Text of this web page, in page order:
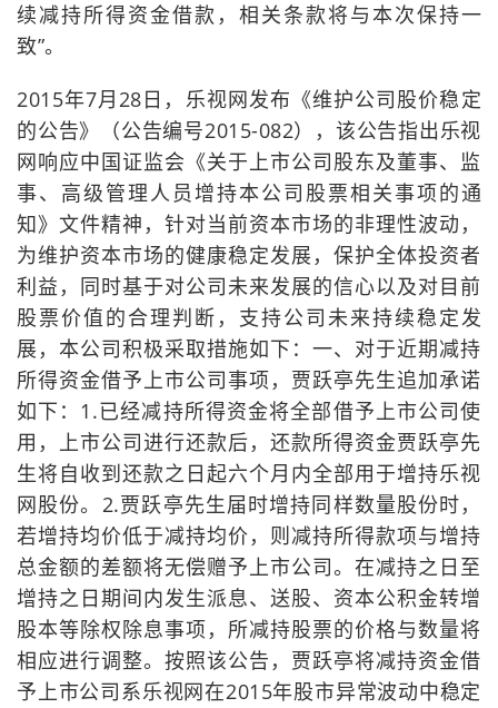
续减持所得资金借款，相关条款将与本次保持一
致”。
2015年7月28日，乐视网发布《维护公司股价稳定
的公告》（公告编号2015-082），该公告指出乐视
网响应中国证监会《关于上市公司股东及董事、监
事、高级管理人员增持本公司股票相关事项的通
知》文件精神，针对当前资本市场的非理性波动，
为维护资本市场的健康稳定发展，保护全体投资者
利益，同时基于对公司未来发展的信心以及对目前
股票价值的合理判断，支持公司未来持续稳定发
展，本公司积极采取措施如下：一、对于近期减持
所得资金借予上市公司事项，贾跃亭先生追加承诺
如下：1.已经减持所得资金将全部借予上市公司使
用，上市公司进行还款后，还款所得资金贾跃亭先
生将自收到还款之日起六个月内全部用于增持乐视
网股份。2.贾跃亭先生届时增持同样数量股份时，
若增持均价低于减持均价，则减持所得款项与增持
总金额的差额将无偿赠予上市公司。在减持之日至
增持之日期间内发生派息、送股、资本公积金转增
股本等除权除息事项，所减持股票的价格与数量将
相应进行调整。按照该公告，贾跃亭将减持资金借
予上市公司系乐视网在2015年股市异常波动中稳定